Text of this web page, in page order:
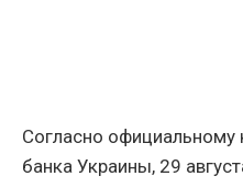
Согласно официальному
банка Украины, 29